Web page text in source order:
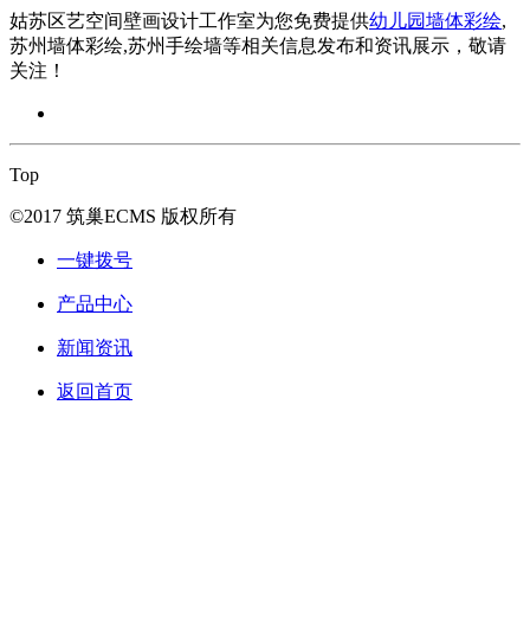
姑苏区艺空间壁画设计工作室为您免费提供幼儿园墙体彩绘,
苏州墙体彩绘,苏州手绘墙等相关信息发布和资讯展示，敬请
关注！
Top
©2017 筑巢ECMS 版权所有
一键拨号
产品中心
新闻资讯
返回首页